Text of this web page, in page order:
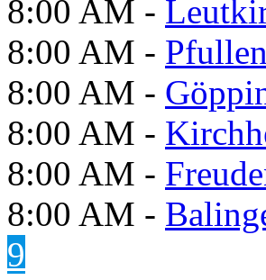
8:00 AM -
8:00 AM -
8:00 AM -
8:00 AM -
8:00 AM -
8:00 AM -
9